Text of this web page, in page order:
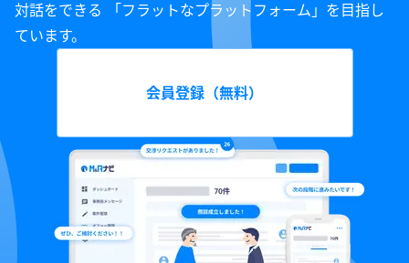
対話をできる 「フラットなプラットフォーム」を目指し
ています。
会員登録（無料）